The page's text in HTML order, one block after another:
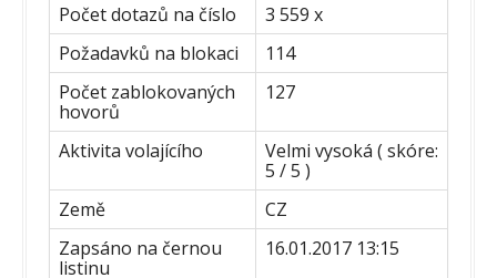
Počet dotazů na číslo
3 559 x
Požadavků na blokaci
114
Počet zablokovaných
hovorů
127
Aktivita volajícího
Velmi vysoká ( skóre:
5 / 5 )
Země
CZ
Zapsáno na černou
listinu
16.01.2017 13:15